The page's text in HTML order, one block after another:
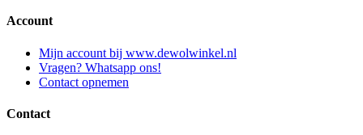
Account
Mijn account bij www.dewolwinkel.nl
Vragen? Whatsapp ons!
Contact opnemen
Contact